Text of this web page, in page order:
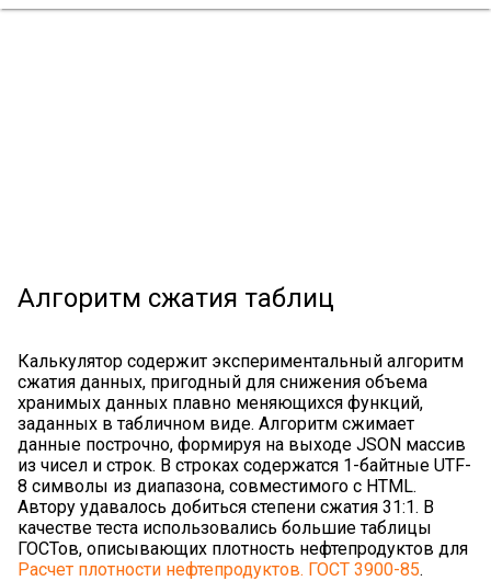
Алгоритм сжатия таблиц
Калькулятор содержит экспериментальный алгоритм
сжатия данных, пригодный для снижения объема
хранимых данных плавно меняющихся функций,
заданных в табличном виде. Алгоритм сжимает
данные построчно, формируя на выходе JSON массив
из чисел и строк. В строках содержатся 1-байтные UTF-
8 символы из диапазона, совместимого с HTML.
Автору удавалось добиться степени сжатия 31:1. В
качестве теста использовались большие таблицы
ГОСТов, описывающих плотность нефтепродуктов для
Расчет плотности нефтепродуктов. ГОСТ 3900-85.